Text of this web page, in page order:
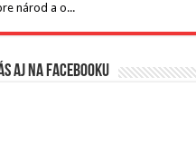
národ a o...
aj na Facebooku